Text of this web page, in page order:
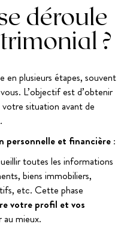
déroule
?
en plusieurs étapes, souvent
L’objectif est d’obtenir
situation avant de
personnelle et financière :
toutes les informations
biens immobiliers,
etc. Cette phase
votre profil et vos
au mieux.